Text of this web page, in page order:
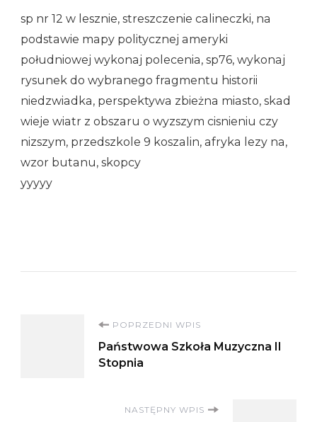
sp nr 12 w lesznie, streszczenie calineczki, na
podstawie mapy politycznej ameryki
południowej wykonaj polecenia, sp76, wykonaj
rysunek do wybranego fragmentu historii
niedzwiadka, perspektywa zbieżna miasto, skad
wieje wiatr z obszaru o wyzszym cisnieniu czy
nizszym, przedszkole 9 koszalin, afryka lezy na,
wzor butanu, skopcy
yyyyy
Nawigacja
wpisu
POPRZEDNI WPIS
Państwowa Szkoła Muzyczna II
Stopnia
NASTĘPNY WPIS